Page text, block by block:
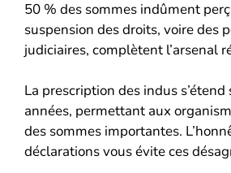
50 % des sommes indûment
suspension des droits, voire des
judiciaires, complètent l’arsenal
La prescription des indus
années, permettant aux
des sommes importantes.
déclarations vous évite ces